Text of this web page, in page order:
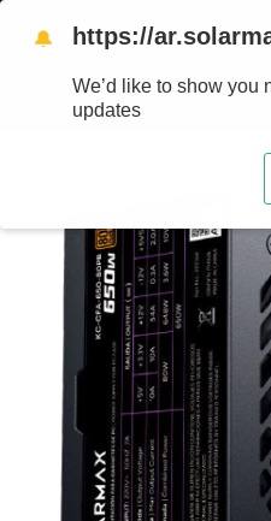
• HASTA 12 CUOTAS SIN
🔔 https://
We’d like to show you
updates